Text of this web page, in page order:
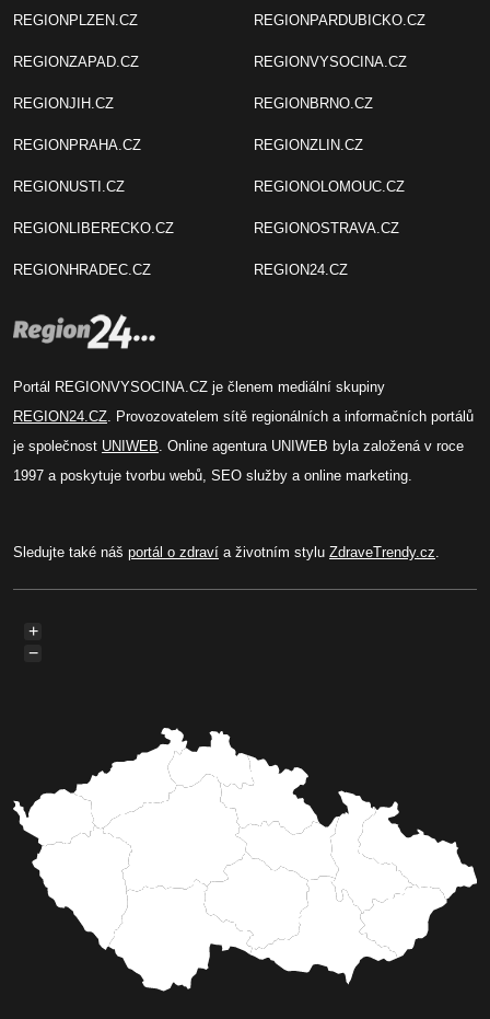
REGIONPLZEN.CZ
REGIONZAPAD.CZ
REGIONJIH.CZ
REGIONPRAHA.CZ
REGIONUSTI.CZ
REGIONLIBERECKO.CZ
REGIONHRADEC.CZ
REGIONPARDUBICKO.CZ
REGIONVYSOCINA.CZ
REGIONBRNO.CZ
REGIONZLIN.CZ
REGIONOLOMOUC.CZ
REGIONOSTRAVA.CZ
REGION24.CZ
Portál REGIONVYSOCINA.CZ je členem mediální skupiny
REGION24.CZ . Provozovatelem sítě regionálních a informačních portálů
je společnost UNIWEB . Online agentura UNIWEB byla založená v roce
1997 a poskytuje tvorbu webů, SEO služby a online marketing.
Sledujte také náš portál o zdraví a životním stylu ZdraveTrendy.cz
+
−